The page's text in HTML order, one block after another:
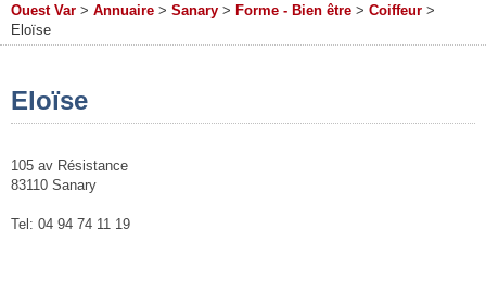
Ouest Var > Annuaire > Sanary > Forme - Bien être > Coiffeur >
Eloïse
Eloïse
105 av Résistance
83110 Sanary
Tel: 04 94 74 11 19